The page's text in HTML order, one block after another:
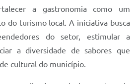
a gastronomia como um
do turismo local. A iniciativa busca
do setor, estimular a
a diversidade de sabores que
cultural do município.